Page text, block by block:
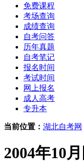
免费课程
考场查询
成绩查询
自考问答
历年真题
自考笔记
报名时间
考试时间
网上报名
成人高考
专升本
当前位置： 湖北自考网
2004年10